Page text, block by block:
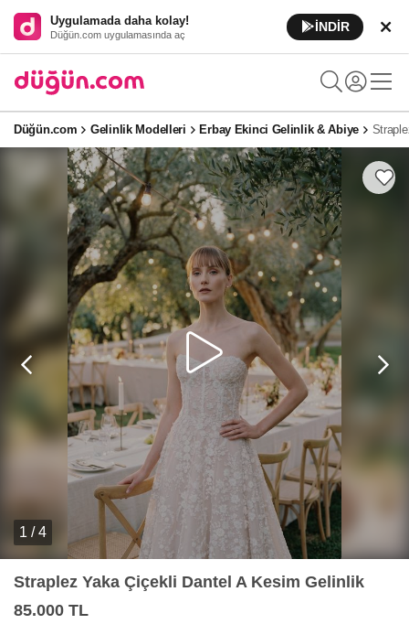
Uygulamada daha kolay!
Düğün.com uygulamasında aç
İNDİR
Düğün.com Gelinlik Modelleri Erbay Ekinci Gelinlik & Abiye
1 / 4
Straplez Yaka Çiçekli Dantel A Kesim Gelinlik
85.000 TL